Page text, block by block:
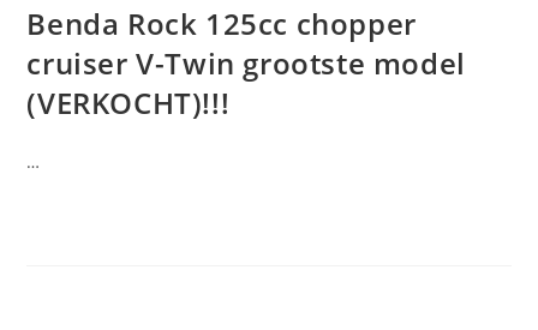
Benda Rock 125cc chopper
cruiser V-Twin grootste model
(VERKOCHT)!!!
…